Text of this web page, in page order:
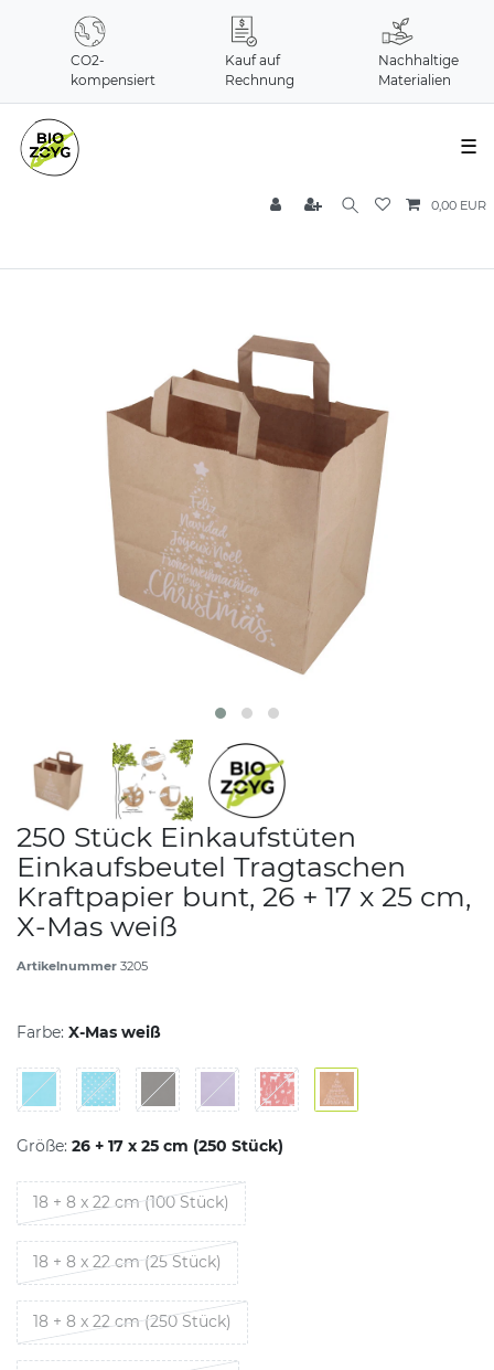
CO2-
kompensiert
Kauf auf
Rechnung
Nachhaltige
Materialien
☰
0,00 EUR
250 Stück Einkaufstüten
Einkaufsbeutel Tragtaschen
Kraftpapier bunt, 26 + 17 x 25 cm,
X-Mas weiß
Artikelnummer 3205
Farbe: X-Mas weiß
Größe: 26 + 17 x 25 cm (250 Stück)
18 + 8 x 22 cm (100 Stück)
18 + 8 x 22 cm (25 Stück)
18 + 8 x 22 cm (250 Stück)